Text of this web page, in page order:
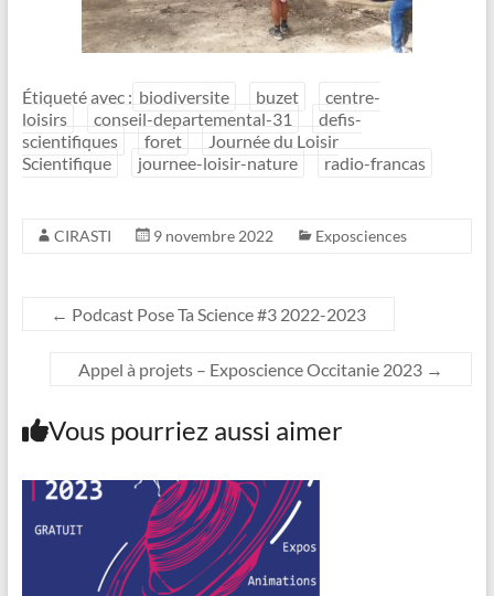
Étiqueté avec : biodiversite buzet
centre-
loisirs
conseil-departemental-31
defis-
scientifiques
foret
Journée du Loisir
Scientifique
journee-loisir-nature radio-francas
CIRASTI 9 novembre 2022 Exposciences
← Podcast Pose Ta Science #3 2022-2023
Appel à projets – Exposcience Occitanie 2023 →
Vous pourriez aussi aimer